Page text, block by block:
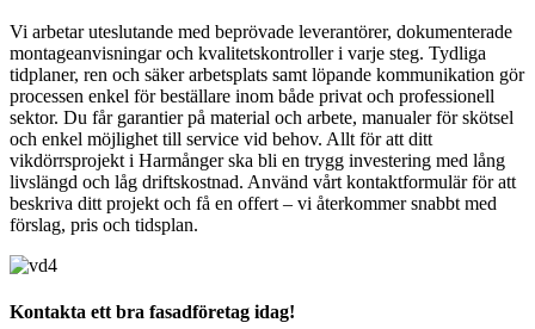
Vi arbetar uteslutande med beprövade leverantörer, dokumenterade
montageanvisningar och kvalitetskontroller i varje steg. Tydliga
tidplaner, ren och säker arbetsplats samt löpande kommunikation gör
processen enkel för beställare inom både privat och professionell
sektor. Du får garantier på material och arbete, manualer för skötsel
och enkel möjlighet till service vid behov. Allt för att ditt
vikdörrsprojekt i Harmånger ska bli en trygg investering med lång
livslängd och låg driftskostnad. Använd vårt kontaktformulär för att
beskriva ditt projekt och få en offert – vi återkommer snabbt med
förslag, pris och tidsplan.
Kontakta ett bra fasadföretag idag!